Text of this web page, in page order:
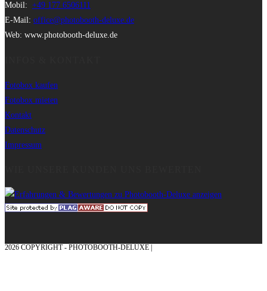
Mobil: +49 177 6506111
E-Mail: office@photobooth-deluxe.de
Web: www.photobooth-deluxe.de
Fotobox kaufen
Fotobox mieten
Kontakt
Datenschutz
Impressum
2026 COPYRIGHT - PHOTOBOOTH-DELUXE |